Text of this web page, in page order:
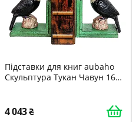
Підставки для книг aubaho
Скульптура Тукан Чавун 16
4 043